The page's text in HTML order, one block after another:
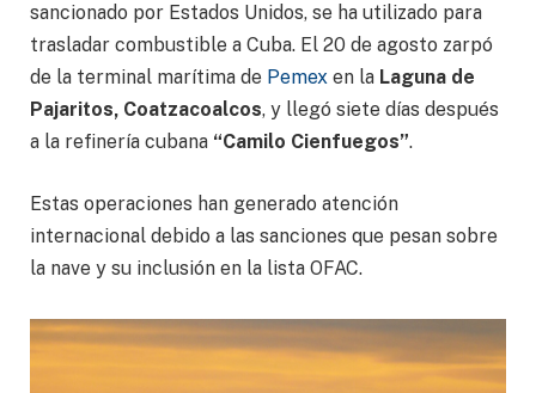
sancionado por Estados Unidos, se ha utilizado para
trasladar combustible a Cuba. El 20 de agosto zarpó
de la terminal marítima de Pemex en la Laguna de
Pajaritos, Coatzacoalcos, y llegó siete días después
a la refinería cubana “Camilo Cienfuegos”.
Estas operaciones han generado atención
internacional debido a las sanciones que pesan sobre
la nave y su inclusión en la lista OFAC.